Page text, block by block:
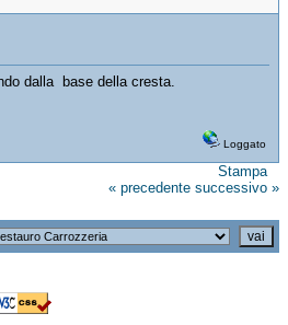
dalla base della cresta.
Loggato
Stampa
« precedente successivo »